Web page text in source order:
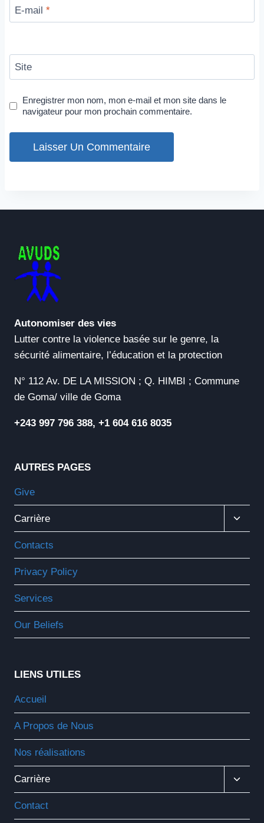
E-mail *
Site
Enregistrer mon nom, mon e-mail et mon site dans le
navigateur pour mon prochain commentaire.
Autonomiser des vies
Lutter contre la violence basée sur le genre, la
sécurité alimentaire, l’éducation et la protection
N° 112 Av. DE LA MISSION ; Q. HIMBI ; Commune
de Goma/ ville de Goma
+243 997 796 388, +1 604 616 8035
AUTRES PAGES
Give
Carrière
Le
Contacts
Privacy Policy
Services
Our Beliefs
LIENS UTILES
Accueil
A Propos de Nous
Nos réalisations
Carrière
Contact